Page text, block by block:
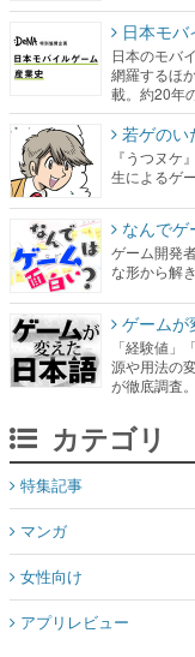
日本モ
日本のモバ
網羅するほ
載。約20年
若ゲのい
『うつヌケ
生によるゲ
なんでゲ
ゲーム開発
な形から解
ゲームが
「経験値
源や用法の
が徹底調査。
カテゴリ
特集記事
マンガ
女性向け
アプリレビュー